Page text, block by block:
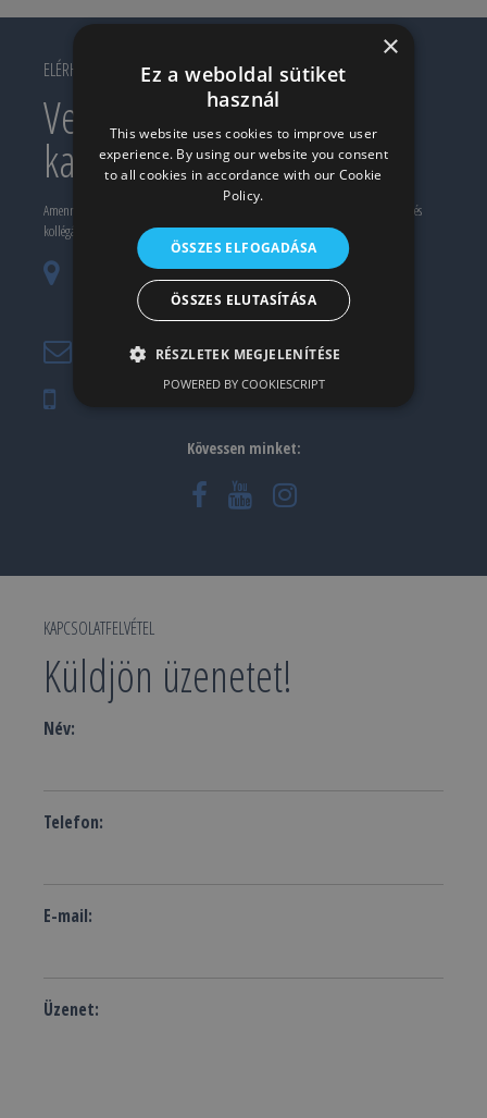
ELÉRHETŐSÉG
Vegye fel velünk a
kapcsolatot!
Amennyiben érdekli valamelyik termékünk, szolgáltatásunk, keressen meg minket, és
kollégánk készségesen a segítségére lesz.
H-1081 Budapest, Fiumei út 25. (Iroda és
bemutatóterem)
hangestuz@hangestuz.hu
Kövessen minket:
KAPCSOLATFELVÉTEL
Küldjön üzenetet!
Név:
Telefon:
E-mail:
Üzenet:
×
Ez a weboldal sütiket
használ
This website uses cookies to improve user
experience. By using our website you consent
to all cookies in accordance with our Cookie
Policy.
ÖSSZES ELFOGADÁSA
ÖSSZES ELUTASÍTÁSA
RÉSZLETEK MEGJELENÍTÉSE
POWERED BY COOKIESCRIPT